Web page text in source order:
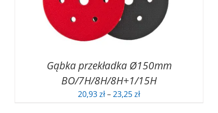
Gąbka przekładka Ø150mm
BO/7H/8H/8H+1/15H
20,93zł–23,25złZakres